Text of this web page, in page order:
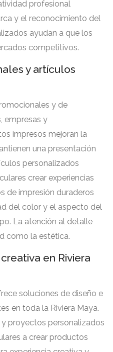
profesional
y el reconocimiento del
ayudan a que los
competitivos.
y artículos
y de
empresas y
impresos mejoran la
una presentación
personalizados
crear experiencias
de impresión duraderos
del color y el aspecto del
La atención al detalle
como la estética.
en Riviera
soluciones de diseño e
en toda la Riviera Maya.
proyectos personalizados
a crear productos